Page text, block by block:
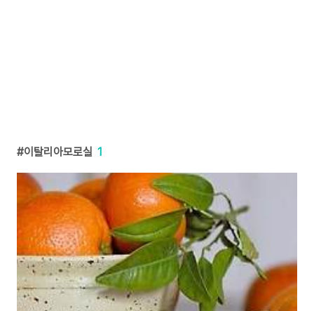
이탈리아모로실 1